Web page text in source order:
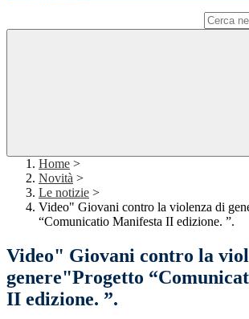
Home >
Novità >
Le notizie >
Video" Giovani contro la violenza di
“Comunicatio Manifesta II edizione. ”.
Video" Giovani contro la
genere"Progetto
II edizione. ”.